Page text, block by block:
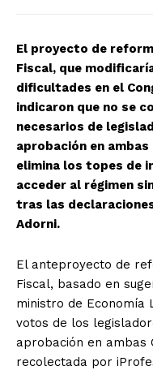
El proyecto de
Fiscal, que
dificultades en el
indicaron que no se
necesarios de
aprobación en
elimina los topes de
acceder al régimen
tras las
Adorni.
El anteproyecto de
Fiscal, basado en
ministro de Economía
votos de los
aprobación en ambas
recolectada por